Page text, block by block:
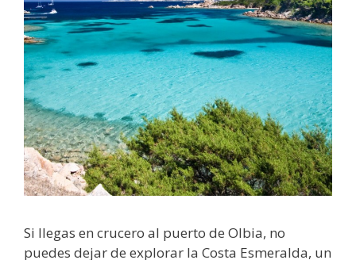
Si llegas en crucero al puerto de Olbia, no
puedes dejar de explorar la Costa Esmeralda, un